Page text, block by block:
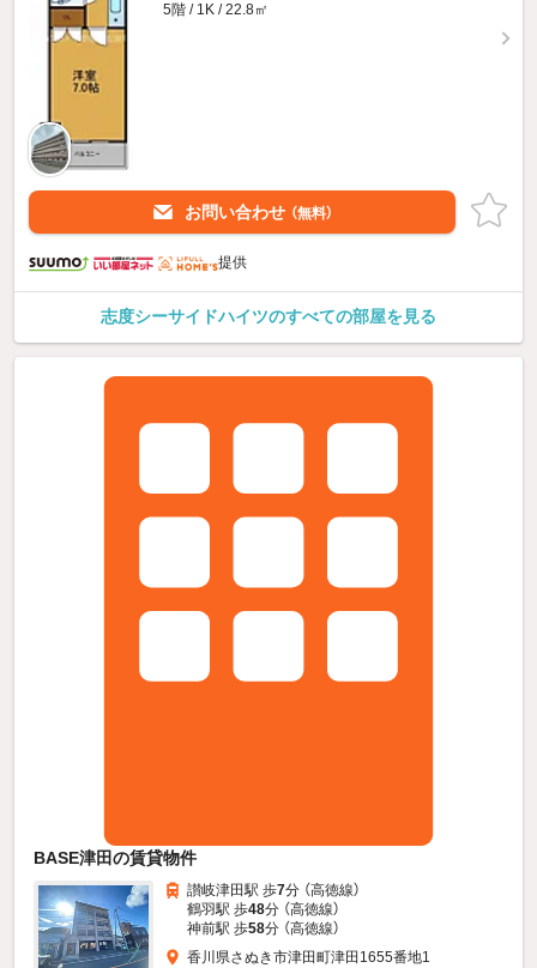
5階 / 1K / 22.8㎡
お問い合わせ （無料）
提供
志度シーサイドハイツのすべての部屋を見る
BASE津田の賃貸物件
讃岐津田駅 歩7分 （高徳線）
鶴羽駅 歩48分 （高徳線）
神前駅 歩58分 （高徳線）
香川県さぬき市津田町津田1655番地1